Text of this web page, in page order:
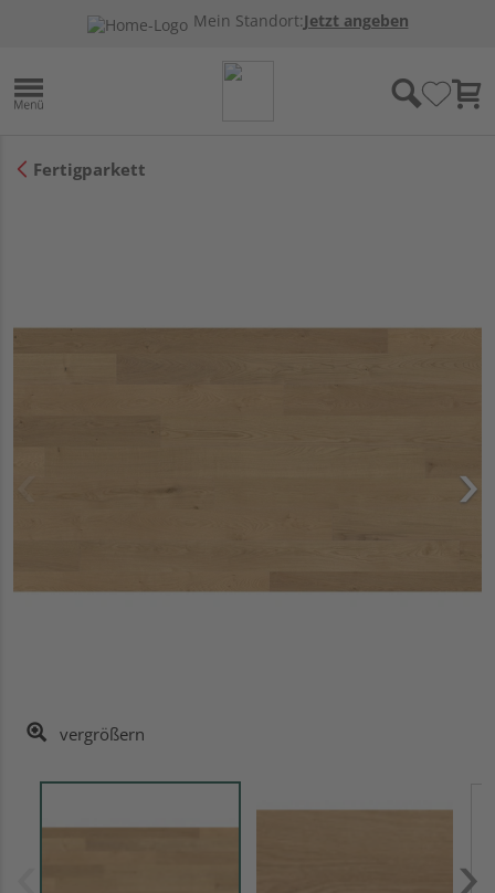
Mein Standort:Jetzt angeben
Fertigparkett
vergrößern